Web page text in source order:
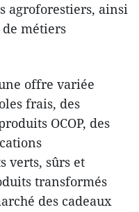
agroforestiers, ainsi
métiers
offre variée
frais, des
OCOP, des
verts, sûrs et
transformés
des cadeaux